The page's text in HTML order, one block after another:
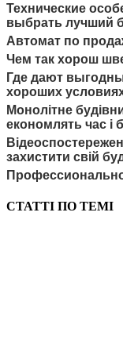
Технические
выбрать лучший
Автомат по
Чем так хорош
Где дают
хороших
Монолітне
економлять час і
захистити свій
СТАТТІ ПО ТЕМІ